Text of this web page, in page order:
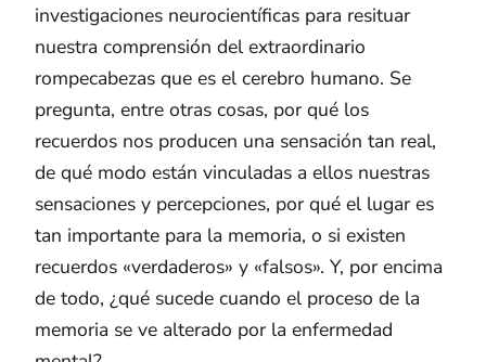
investigaciones neurocientíficas para resituar
nuestra comprensión del extraordinario
rompecabezas que es el cerebro humano. Se
pregunta, entre otras cosas, por qué los
recuerdos nos producen una sensación tan real,
de qué modo están vinculadas a ellos nuestras
sensaciones y percepciones, por qué el lugar es
tan importante para la memoria, o si existen
recuerdos «verdaderos» y «falsos». Y, por encima
de todo, ¿qué sucede cuando el proceso de la
memoria se ve alterado por la enfermedad